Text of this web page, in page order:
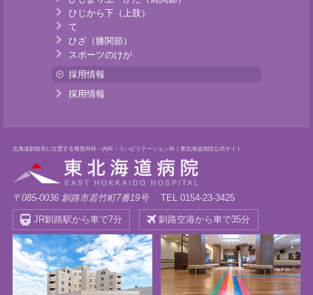
ひじから下（上肢）
て
ひざ（膝関節）
スポーツのけが
採用情報
採用情報
北海道釧路市に位置する整形外科・内科・リハビリテーション科｜東北海道病院公式サイト
〒085-0036 釧路市若竹町7番19号 TEL 0154-23-3425
JR釧路駅から車で7分 釧路空港から車で35分